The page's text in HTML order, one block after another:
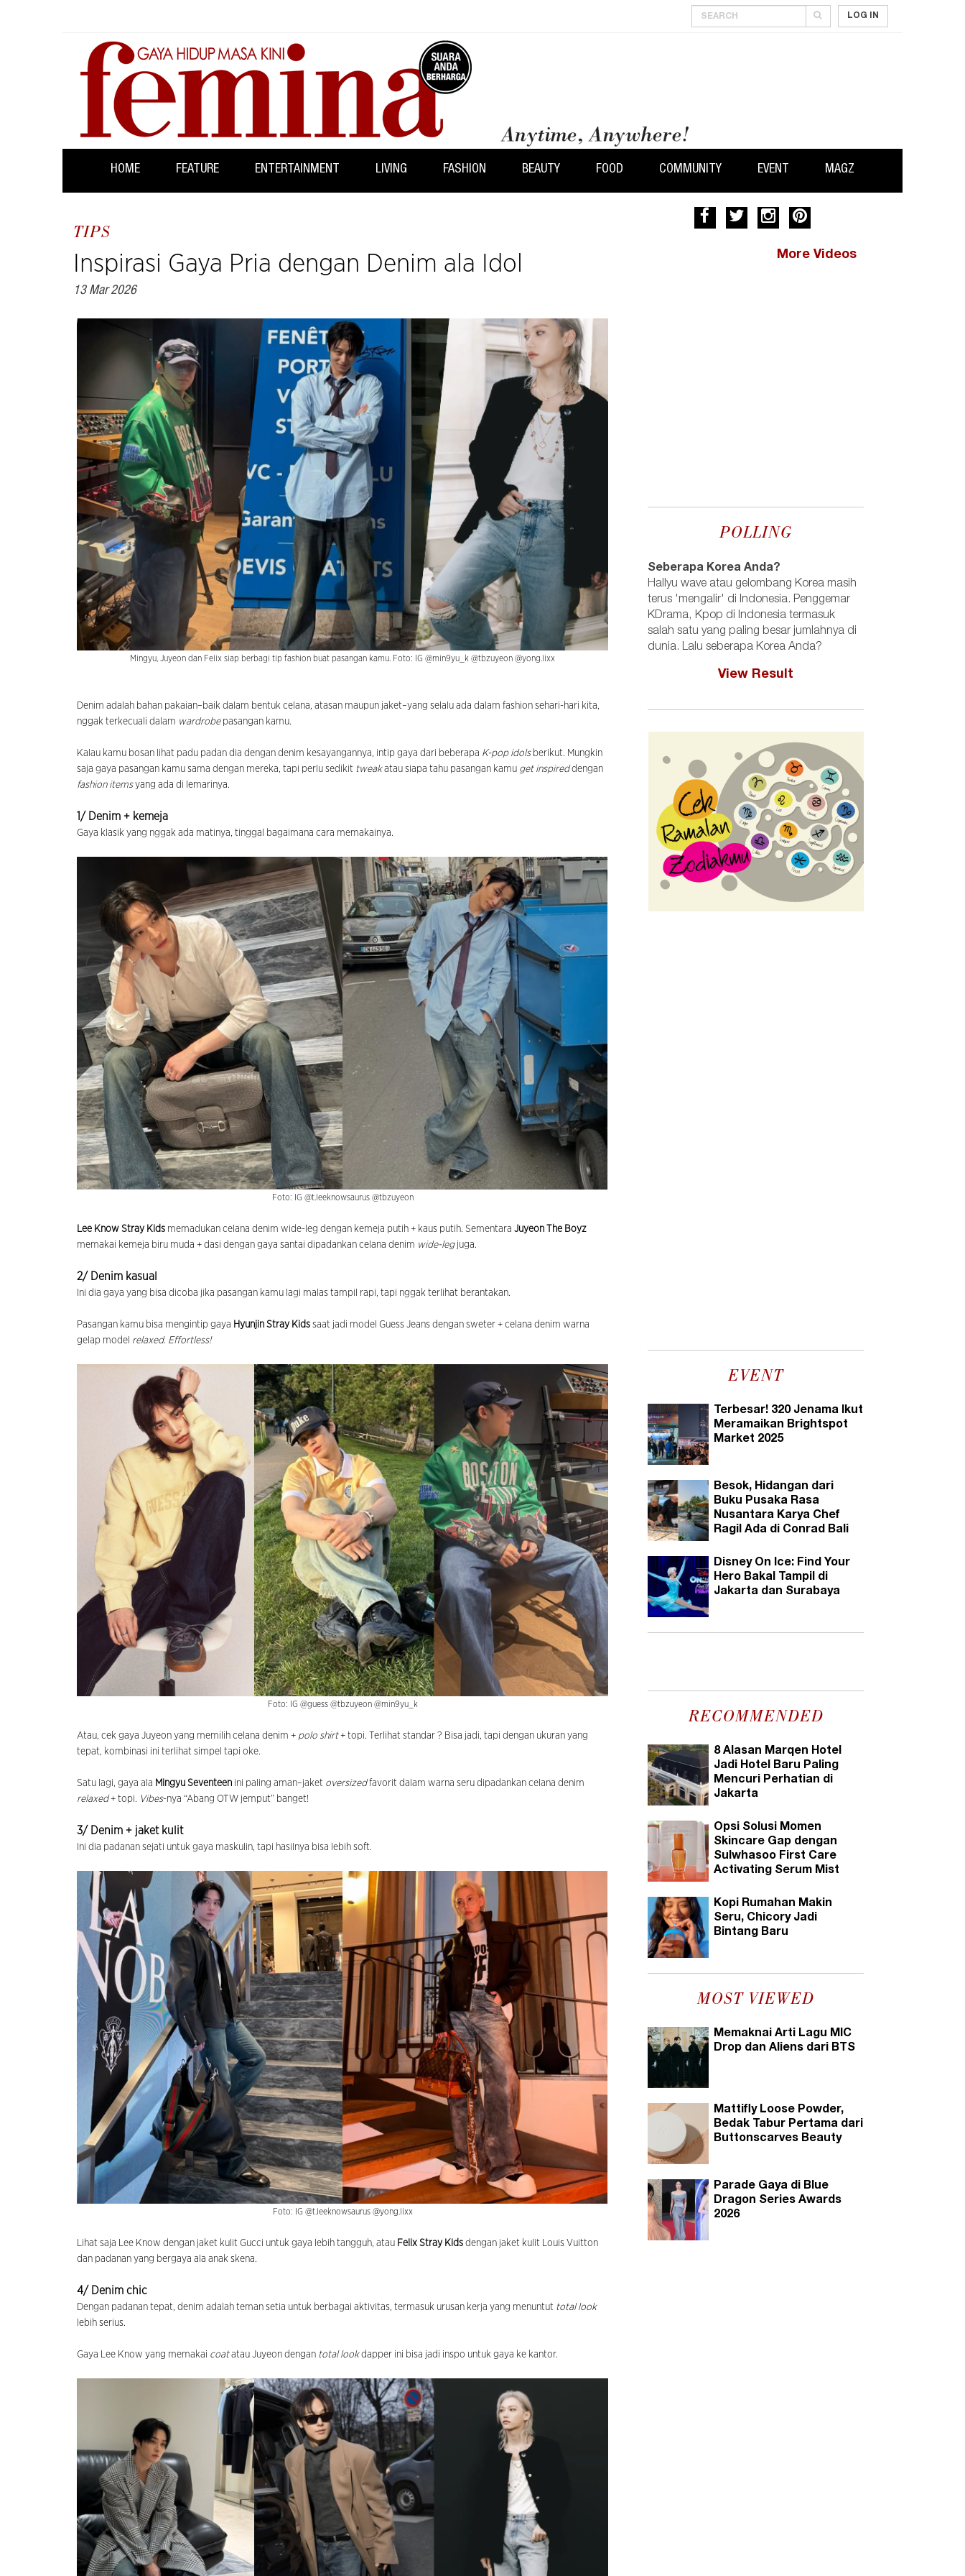
LOG IN
HOME FEATURE ENTERTAINMENT LIVING FASHION BEAUTY FOOD COMMUNITY EVENT MAGZ
TIPS
Inspirasi Gaya Pria dengan Denim ala Idol
13 Mar 2026
Mingyu, Juyeon dan Felix siap berbagi tip fashion buat pasangan kamu. Foto: IG @min9yu_k @tbzuyeon @yong.lixx
Denim adalah bahan pakaian–baik dalam bentuk celana, atasan maupun jaket–yang selalu ada dalam fashion sehari-hari kita,
nggak terkecuali dalam wardrobe pasangan kamu.
Kalau kamu bosan lihat padu padan dia dengan denim kesayangannya, intip gaya dari beberapa K-pop idolsberikut. Mungkin
saja gaya pasangan kamu sama dengan mereka, tapi perlu sedikit tweakatau siapa tahu pasangan kamu get inspireddengan
fashion itemsyang ada di lemarinya.
1/ Denim + kemeja
Gaya klasik yang nggak ada matinya, tinggal bagaimana cara memakainya.
Foto: IG @t.leeknowsaurus @tbzuyeon
Lee Know Stray Kids memadukan celana denim wide-leg dengan kemeja putih + kaus putih. Sementara Juyeon The Boyz
memakai kemeja biru muda + dasi dengan gaya santai dipadankan celana denim wide-legjuga.
2/ Denim kasual
Ini dia gaya yang bisa dicoba jika pasangan kamu lagi malas tampil rapi, tapi nggak terlihat berantakan.
Pasangan kamu bisa mengintip gaya Hyunjin Stray Kids saat jadi model Guess Jeans dengan sweter + celana denim warna
gelap model relaxed. Effortless!
Foto: IG @guess @tbzuyeon @min9yu_k
Atau, cek gaya Juyeon yang memilih celana denim + polo shirt+ topi. Terlihat standar ? Bisa jadi, tapi dengan ukuran yang
tepat, kombinasi ini terlihat simpel tapi oke.
Satu lagi, gaya ala Mingyu Seventeen ini paling aman–jaket oversizedfavorit dalam warna seru dipadankan celana denim
relaxed+ topi. Vibes-nya “Abang OTW jemput” banget!
3/ Denim + jaket kulit
Ini dia padanan sejati untuk gaya maskulin, tapi hasilnya bisa lebih soft.
Foto: IG @t.leeknowsaurus @yong.lixx
Lihat saja Lee Know dengan jaket kulit Gucci untuk gaya lebih tangguh, atau Felix Stray Kids dengan jaket kulit Louis Vuitton
dan padanan yang bergaya ala anak skena.
4/ Denim chic
Dengan padanan tepat, denim adalah teman setia untuk berbagai aktivitas, termasuk urusan kerja yang menuntut total look
lebih serius.
Gaya Lee Know yang memakai coatatau Juyeon dengan total lookdapper ini bisa jadi inspo untuk gaya ke kantor.
More Videos
POLLING
Seberapa Korea Anda?
Hallyu wave atau gelombang Korea masih
terus 'mengalir' di Indonesia. Penggemar
KDrama, Kpop di Indonesia termasuk
salah satu yang paling besar jumlahnya di
dunia. Lalu seberapa Korea Anda?
View Result
EVENT
Terbesar! 320 Jenama Ikut
Meramaikan Brightspot
Market 2025
Besok, Hidangan dari
Buku Pusaka Rasa
Nusantara Karya Chef
Ragil Ada di Conrad Bali
Disney On Ice: Find Your
Hero Bakal Tampil di
Jakarta dan Surabaya
RECOMMENDED
8 Alasan Marqen Hotel
Jadi Hotel Baru Paling
Mencuri Perhatian di
Jakarta
Opsi Solusi Momen
Skincare Gap dengan
Sulwhasoo First Care
Activating Serum Mist
Kopi Rumahan Makin
Seru, Chicory Jadi
Bintang Baru
MOST VIEWED
Memaknai Arti Lagu MIC
Drop dan Aliens dari BTS
Mattifly Loose Powder,
Bedak Tabur Pertama dari
Buttonscarves Beauty
Parade Gaya di Blue
Dragon Series Awards
2026